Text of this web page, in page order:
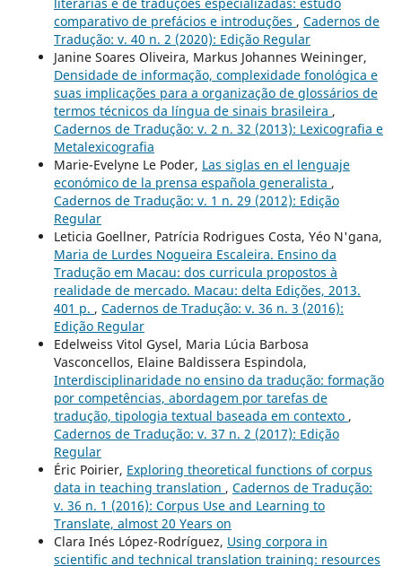
comparativo de prefácios e introduções , Cadernos de
Tradução: v. 40 n. 2 (2020): Edição Regular
Janine Soares Oliveira, Markus Johannes Weininger,
Densidade de informação, complexidade fonológica e
suas implicações para a organização de glossários de
termos técnicos da língua de sinais brasileira ,
Cadernos de Tradução: v. 2 n. 32 (2013): Lexicografia e
Metalexicografia
Marie-Evelyne Le Poder, Las siglas en el lenguaje
económico de la prensa española generalista ,
Cadernos de Tradução: v. 1 n. 29 (2012): Edição
Regular
Leticia Goellner, Patrícia Rodrigues Costa, Yéo N'gana,
Maria de Lurdes Nogueira Escaleira. Ensino da
Tradução em Macau: dos curricula propostos à
realidade de mercado. Macau: delta Edições, 2013.
401 p. , Cadernos de Tradução: v. 36 n. 3 (2016):
Edição Regular
Edelweiss Vitol Gysel, Maria Lúcia Barbosa
Vasconcellos, Elaine Baldissera Espindola,
Interdisciplinaridade no ensino da tradução: formação
por competências, abordagem por tarefas de
tradução, tipologia textual baseada em contexto ,
Cadernos de Tradução: v. 37 n. 2 (2017): Edição
Regular
Éric Poirier, Exploring theoretical functions of corpus
data in teaching translation , Cadernos de Tradução:
v. 36 n. 1 (2016): Corpus Use and Learning to
Translate, almost 20 Years on
Clara Inés López-Rodríguez, Using corpora in
scientific and technical translation training: resources